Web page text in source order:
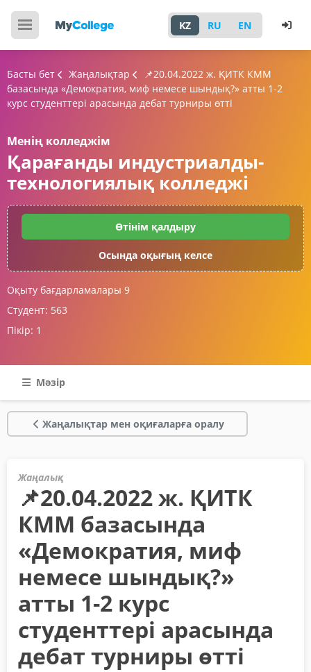
KZ RU EN
Басты бет Жаңалықтар
📌20.04.2022 ж. ҚИТК КММ
базасында «Демократия, миф немесе шындық?» атты 1-2
курс студенттері арасында дебат турниры өтті
Менің колледжім
Қарағанды индустриалды-
технологиялық колледжі
Өтінім қалдыру
Осында оқығың келсе
Оқыту бағдарламалары 9
Студент: 563
Пікір: 1
Мәзір
Жаңалықтар мен оқиғаларға оралу
Жаңалық
📌20.04.2022 ж. ҚИТК
КММ базасында
«Демократия, миф
немесе шындық?»
атты 1-2 курс
студенттері арасында
дебат турниры өтті